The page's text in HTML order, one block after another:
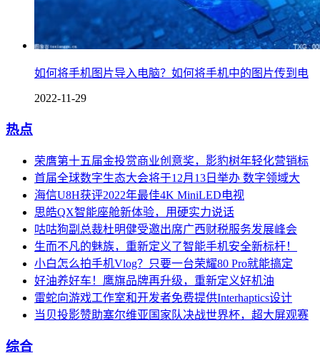
如何将手机图片导入电脑？如何将手机中的图片传到电
2022-11-29
热点
荣膺第十五届金投赏商业创意奖，影豹树年轻化营销标
首届全球数字生态大会将于12月13日举办 数字领域大
海信U8H获评2022年最佳4K MiniLED电视
思皓QX智能座舱新体验，用硬实力说话
咕咕狗副总裁杜明健受邀出席广西财税服务发展峰会
生而不凡的魅族，重新定义了智能手机安全新标杆！
小白怎么拍手机Vlog？只要一台荣耀80 Pro就能搞定
好油养好车！鹰旗品牌再升级，重新定义好机油
雷蛇向游戏工作室和开发者免费提供Interhaptics设计
当贝投影赞助塞尔维亚国家队决战世界杯，超大屏观赛
综合